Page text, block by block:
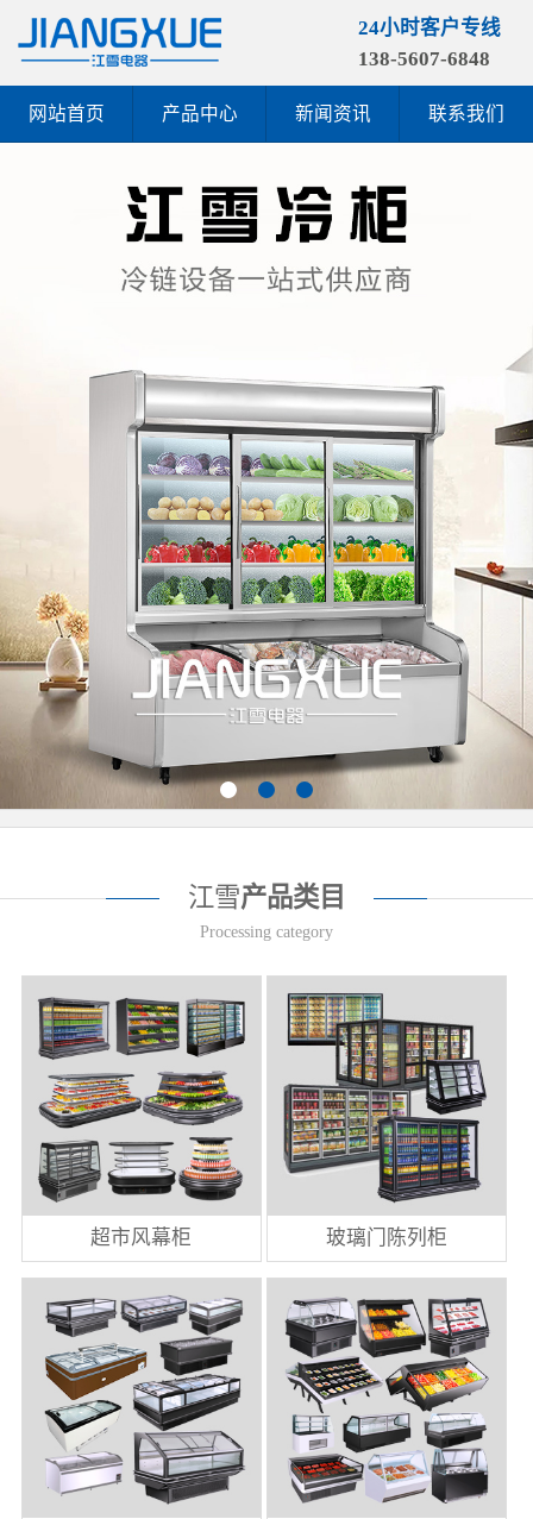
24小时客户专线
138-5607-6848
网站首页 产品中心 新闻资讯 联系我们
江雪产品类目
Processing category
超市风幕柜 玻璃门陈列柜